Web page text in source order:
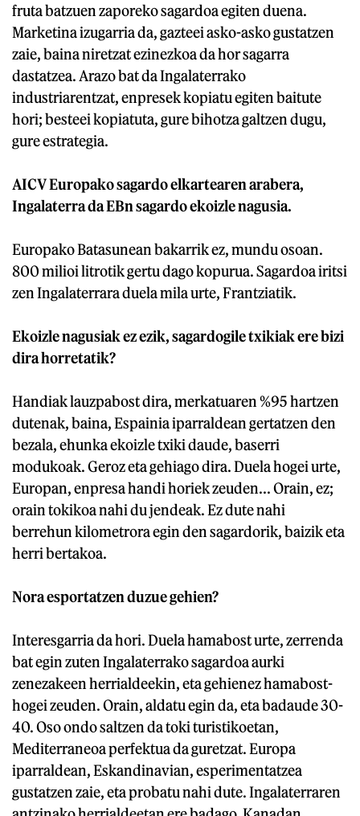
fruta batzuen zaporeko sagardoa egiten duena.
Marketina izugarria da, gazteei asko-asko gustatzen
zaie, baina niretzat ezinezkoa da hor sagarra
dastatzea. Arazo bat da Ingalaterrako
industriarentzat, enpresek kopiatu egiten baitute
hori; besteei kopiatuta, gure bihotza galtzen dugu,
gure estrategia.
AICV Europako sagardo elkartearen arabera,
Ingalaterra da EBn sagardo ekoizle nagusia.
Europako Batasunean bakarrik ez, mundu osoan.
800 milioi litrotik gertu dago kopurua. Sagardoa iritsi
zen Ingalaterrara duela mila urte, Frantziatik.
Ekoizle nagusiak ez ezik, sagardogile txikiak ere bizi
dira horretatik?
Handiak lauzpabost dira, merkatuaren %95 hartzen
dutenak, baina, Espainia iparraldean gertatzen den
bezala, ehunka ekoizle txiki daude, baserri
modukoak. Geroz eta gehiago dira. Duela hogei urte,
Europan, enpresa handi horiek zeuden... Orain, ez;
orain tokikoa nahi du jendeak. Ez dute nahi
berrehun kilometrora egin den sagardorik, baizik eta
herri bertakoa.
Nora esportatzen duzue gehien?
Interesgarria da hori. Duela hamabost urte, zerrenda
bat egin zuten Ingalaterrako sagardoa aurki
zenezakeen herrialdeekin, eta gehienez hamabost-
hogei zeuden. Orain, aldatu egin da, eta badaude 30-
40. Oso ondo saltzen da toki turistikoetan,
Mediterraneoa perfektua da guretzat. Europa
iparraldean, Eskandinavian, esperimentatzea
gustatzen zaie, eta probatu nahi dute. Ingalaterraren